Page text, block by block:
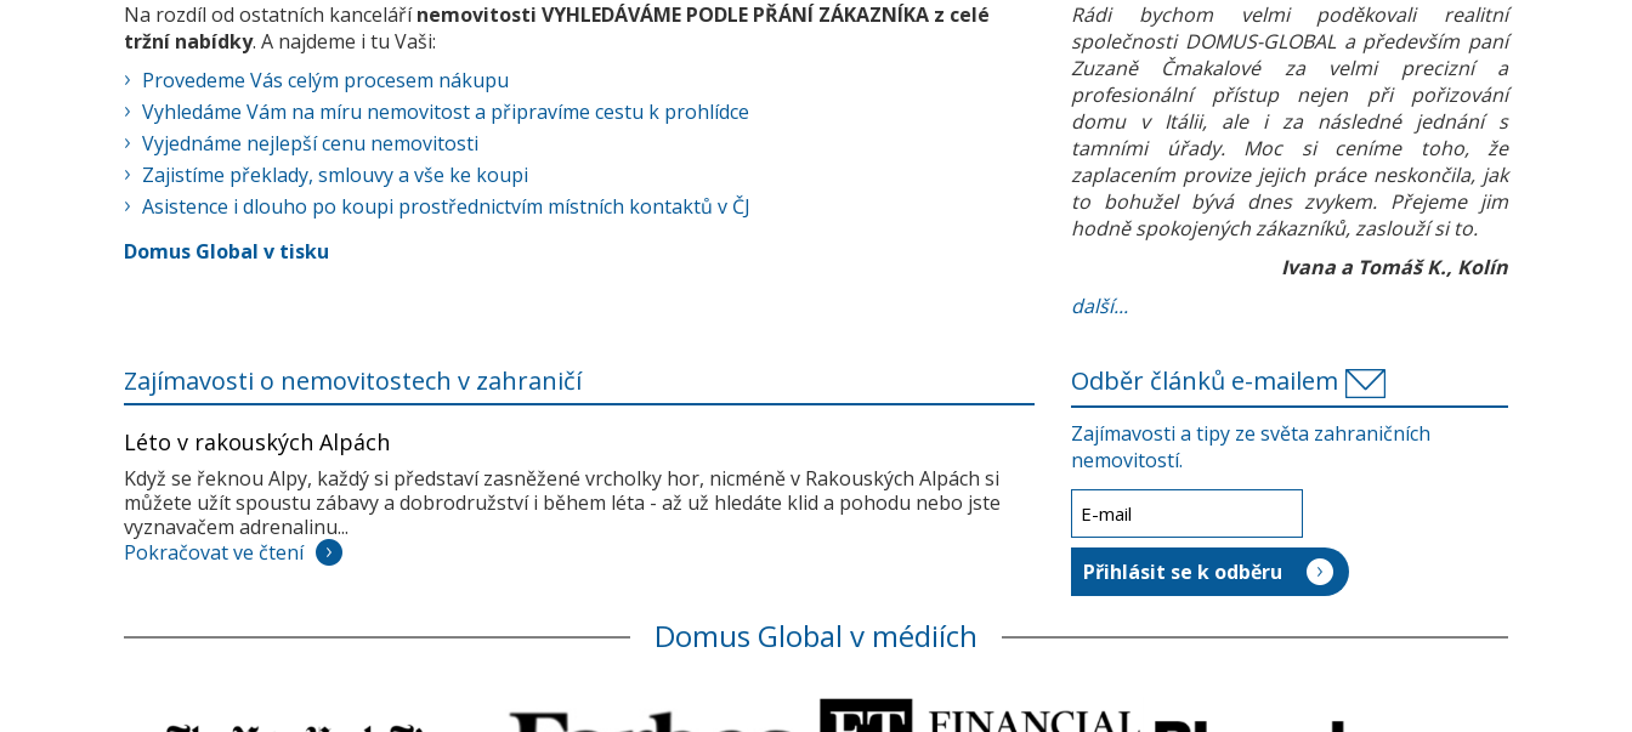
Na rozdíl od ostatních kancelářínemovitosti VYHLEDÁVÁME PODLE PŘÁNÍ ZÁKAZNÍKA z celé
tržní nabídky. A najdeme i tu Vaši:
Provedeme Vás celým procesem nákupu
Vyhledáme Vám na míru nemovitost a připravíme cestu k prohlídce
Vyjednáme nejlepší cenu nemovitosti
Zajistíme překlady, smlouvy a vše ke koupi
Asistence i dlouho po koupi prostřednictvím místních kontaktů v ČJ
Domus Global v tisku
Rádi bychom velmi poděkovali realitní
společnosti DOMUS-GLOBAL a především paní
Zuzaně Čmakalové za velmi precizní a
profesionální přístup nejen při pořizování
domu v Itálii, ale i za následné jednání s
tamními úřady. Moc si ceníme toho, že
zaplacením provize jejich práce neskončila, jak
to bohužel bývá dnes zvykem. Přejeme jim
hodně spokojených zákazníků, zaslouží si to.
Ivana a Tomáš K., Kolín
další...
Zajímavosti o nemovitostech v zahraničí
Léto v rakouských Alpách
Když se řeknou Alpy, každý si představí zasněžené vrcholky hor, nicméně v Rakouských Alpách si
můžete užít spoustu zábavy a dobrodružství i během léta - až už hledáte klid a pohodu nebo jste
vyznavačem adrenalinu...
Pokračovat ve čtení
Odběr článků e-mailem
Zajímavosti a tipy ze světa zahraničních
nemovitostí.
Domus Global v médiích